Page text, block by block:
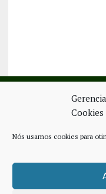
Cookies
Nós usamos cookies para
SIGA-NOS NO